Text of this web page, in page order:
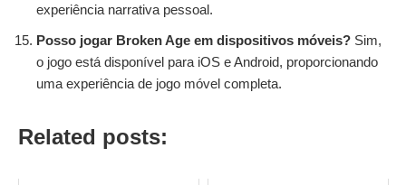
experiência narrativa pessoal.
Posso jogar Broken Age em dispositivos móveis? Sim,
o jogo está disponível para iOS e Android, proporcionando
uma experiência de jogo móvel completa.
Related posts: